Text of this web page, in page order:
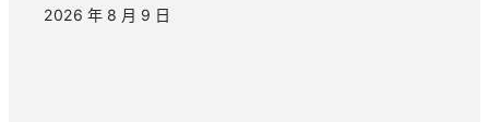
2026 年 8 月 9 日